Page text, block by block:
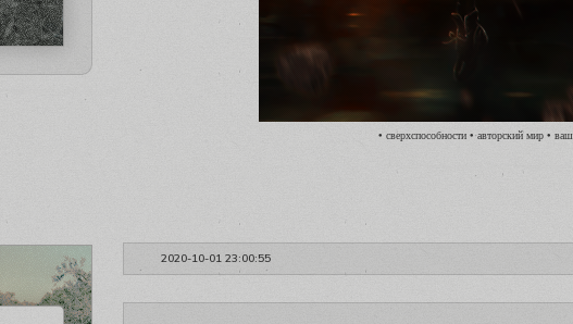
• сверхспособности • авторский мир •
2020-10-01 23:00:55